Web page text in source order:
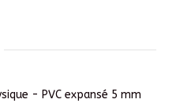
- PVC expansé 5 mm